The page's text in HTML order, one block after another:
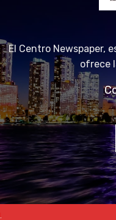
El Centro Newspaper,
ofrece